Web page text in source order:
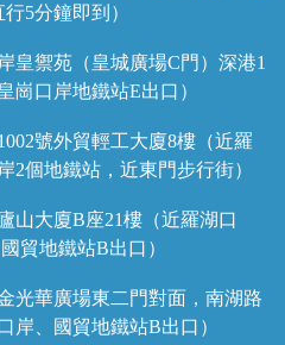
5分鐘即到）
皇禦苑（皇城廣場C門）深港1
崗口岸地鐵站E出口）
號外貿輕工大廈8樓（近羅
2個地鐵站，近東門步行街）
山大廈B座21樓（近羅湖口
貿地鐵站B出口）
光華廣場東二門對面，南湖路
岸、國貿地鐵站B出口）